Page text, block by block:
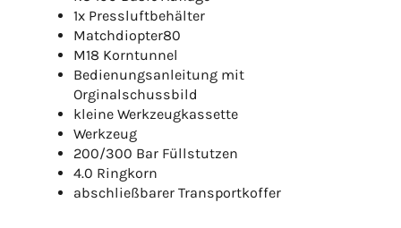
1x Pressluftbehälter
Matchdiopter80
M18 Korntunnel
Bedienungsanleitung mit
Orginalschussbild
kleine Werkzeugkassette
Werkzeug
200/300 Bar Füllstutzen
4.0 Ringkorn
abschließbarer Transportkoffer